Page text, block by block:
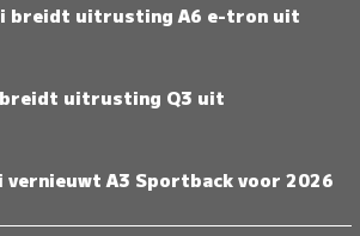
breidt uitrusting A6 e-tron uit
uitrusting Q3 uit
vernieuwt A3 Sportback voor 2026